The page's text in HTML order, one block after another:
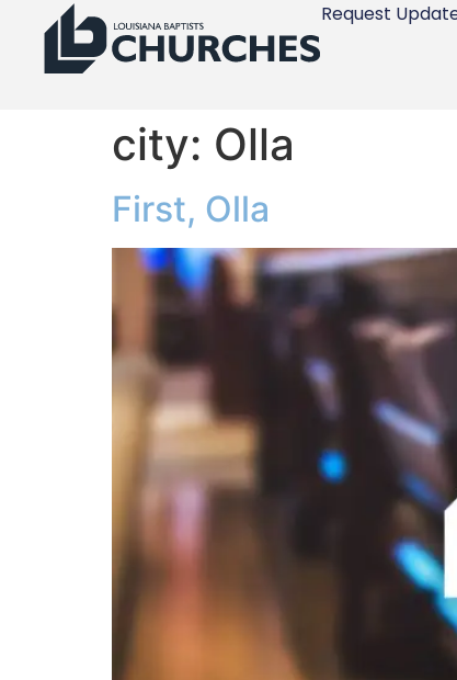
Request
city: Olla
First, Olla